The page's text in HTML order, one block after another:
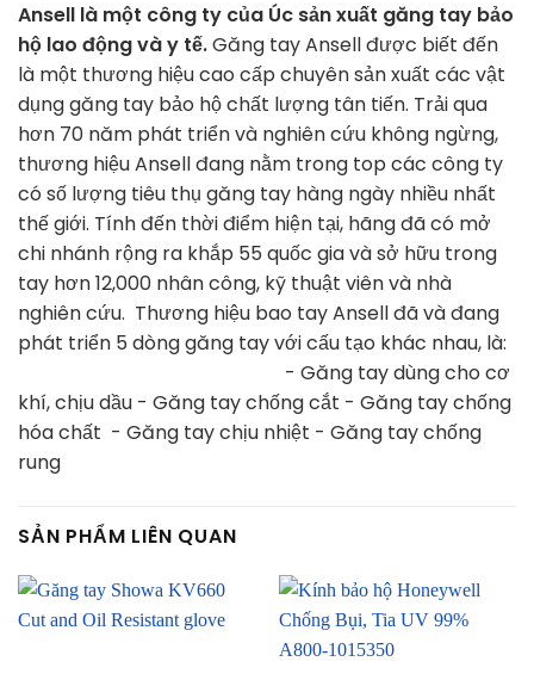
Ansell là một công ty của Úc sản xuất găng tay bảo
hộ lao động và y tế.Găng tay Ansell được biết đến
là một thương hiệu cao cấp chuyên sản xuất các vật
dụng găng tay bảo hộ chất lượng tân tiến. Trải qua
hơn 70 năm phát triển và nghiên cứu không ngừng,
thương hiệu Ansell đang nằm trong top các công ty
có số lượng tiêu thụ găng tay hàng ngày nhiều nhất
thế giới. Tính đến thời điểm hiện tại, hãng đã có mở
chi nhánh rộng ra khắp 55 quốc gia và sở hữu trong
tay hơn 12,000 nhân công, kỹ thuật viên và nhà
nghiên cứu. Thương hiệu bao tay Ansell đã và đang
phát triển 5 dòng găng tay với cấu tạo khác nhau, là:
- Găng tay dùng cho cơ
khí, chịu dầu - Găng tay chống cắt - Găng tay chống
hóa chất - Găng tay chịu nhiệt - Găng tay chống
rung
SẢN PHẨM LIÊN QUAN